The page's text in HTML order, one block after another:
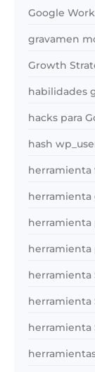
Google
gravamen
Growth
habilidades
hacks para
hash
herramienta
herramienta
herramienta
herramienta
herramienta
herramienta
herramienta